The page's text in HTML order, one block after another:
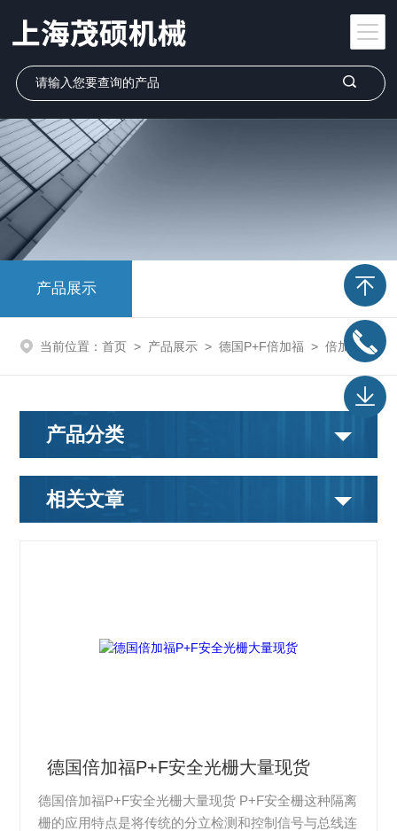
产品展示
当前位置： 首页 > 产品展示 > 德国P+F倍加福 > 倍加福P+F安全栅
产品分类
相关文章
德国倍加福P+F安全光栅大量现货
德国倍加福P+F安全光栅大量现货 P+F安全栅这种隔离
栅的应用特点是将传统的分立检测和控制信号与总线连